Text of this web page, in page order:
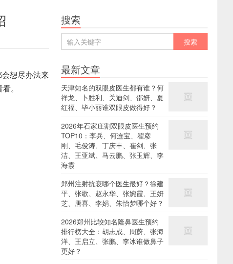
想尽办法来
。
搜索
最新文章
天津知名的双眼皮医生都有谁？何
祥龙、卜胜利、关迪剑、邵妍、夏
红福、毕小丽谁双眼皮做得好？
2026年石家庄割双眼皮医生预约
TOP10：李兵、何连宝、翟彦
刚、毛俊涛、丁庆丰、崔剑、张
洁、王亚斌、马云鹏、张玉辉、李
海霞
郑州注射抗衰哪个医生最好？徐建
平、张歌、赵永华、张婉霞、王妍
芝、唐喜、李娟、朱怡梦哪个好？
2026郑州比较知名隆鼻医生预约
排行榜大全：胡志成、周蔚、张海
洋、王启立、张鹏、李冰谁做鼻子
更好？